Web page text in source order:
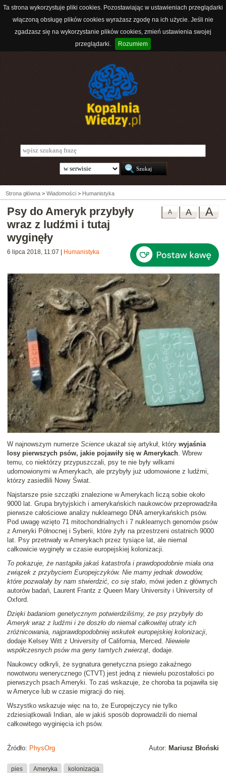
Ta strona wykorzystuje pliki cookies. Pozostawiając w ustawieniach przeglądarki
włączoną obsługę plików cookies wyrażasz zgodę na ich użycie. Jeśli nie
zgadzasz się na wykorzystanie plików cookies, zmień ustawienia swojej
przeglądarki.
Rozumiem
Strona główna > Wiadomości > Humanistyka
A
A
A
Psy do Ameryk przybyły
wraz z ludźmi i tutaj
wyginęły
6 lipca 2018, 11:07 Humanistyka
W najnowszym numerze Science ukazał się artykuł, który wyjaśnia
losy pierwszych psów, jakie pojawiły się w Amerykach. Wbrew
temu, co niektórzy przypuszczali, psy te nie były wilkami
udomowionymi w Amerykach, ale przybyły już udomowione z ludźmi,
którzy zasiedlili Nowy Świat.
Najstarsze psie szczątki znalezione w Amerykach liczą sobie około
9000 lat. Grupa brytyjskich i amerykańskich naukowców przeprowadziła
pierwsze całościowe analizy nuklearnego DNA amerykańskich psów.
Pod uwagę wzięto 71 mitochondrialnych i 7 nuklearnych genomów psów
z Ameryki Północnej i Syberii, które żyły na przestrzeni ostatnich 9000
lat. Psy przetrwały w Amerykach przez tysiące lat, ale niemal
całkowicie wyginęły w czasie europejskiej kolonizacji.
To pokazuje, że nastąpiła jakaś katastrofa i prawdopodobnie miała ona
związek z przybyciem Europejczyków. Nie mamy jednak dowodów,
które pozwalały by nam stwierdzić, co się stało, mówi jeden z głównych
autorów badań, Laurent Frantz z Queen Mary University i University of
Oxford.
Dzięki badaniom genetycznym potwierdziliśmy, że psy przybyły do
Ameryk wraz z ludźmi i że doszło do niemal całkowitej utraty ich
zróżnicowania, najprawdopodobniej wskutek europejskiej kolonizacji,
dodaje Kelsey Witt z University of California, Merced. Niewiele
współczesnych psów ma geny tamtych zwierząt, dodaje.
Naukowcy odkryli, że sygnatura genetyczna psiego zakaźnego
nowotworu wenerycznego (CTVT) jest jedną z niewielu pozostałości po
pierwszych psach Ameryki. To zaś wskazuje, że choroba ta pojawiła się
w Ameryce lub w czasie migracji do niej.
Wszystko wskazuje więc na to, że Europejczycy nie tylko
zdziesiątkowali Indian, ale w jakiś sposób doprowadzili do niemal
całkowitego wyginięcia ich psów.
Autor: Mariusz Błoński
Źródło: PhysOrg
pies Ameryka kolonizacja